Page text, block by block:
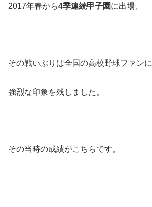
2017年春から4季連続甲子園に出場、
その戦いぶりは全国の高校野球ファンに
強烈な印象を残しました。
その当時の成績がこちらです。